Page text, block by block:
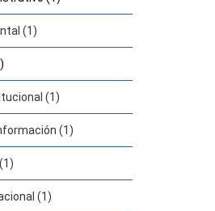
(1)
(1)
(1)
(1)